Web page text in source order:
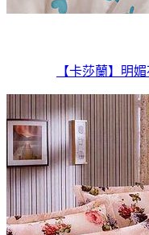
【卡莎蘭】明